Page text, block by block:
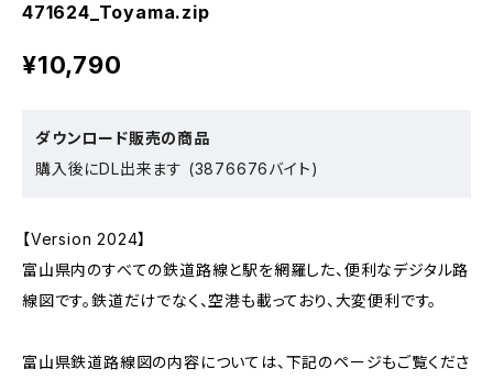
471624_Toyama.zip
¥10,790
ダウンロード販売の商品
購入後にDL出来ます (3876676バイト)
【Version 2024】
富山県内のすべての鉄道路線と駅を網羅した、便利なデジタル路
線図です。鉄道だけでなく、空港も載っており、大変便利です。
富山県鉄道路線図の内容については、下記のページもご覧くださ